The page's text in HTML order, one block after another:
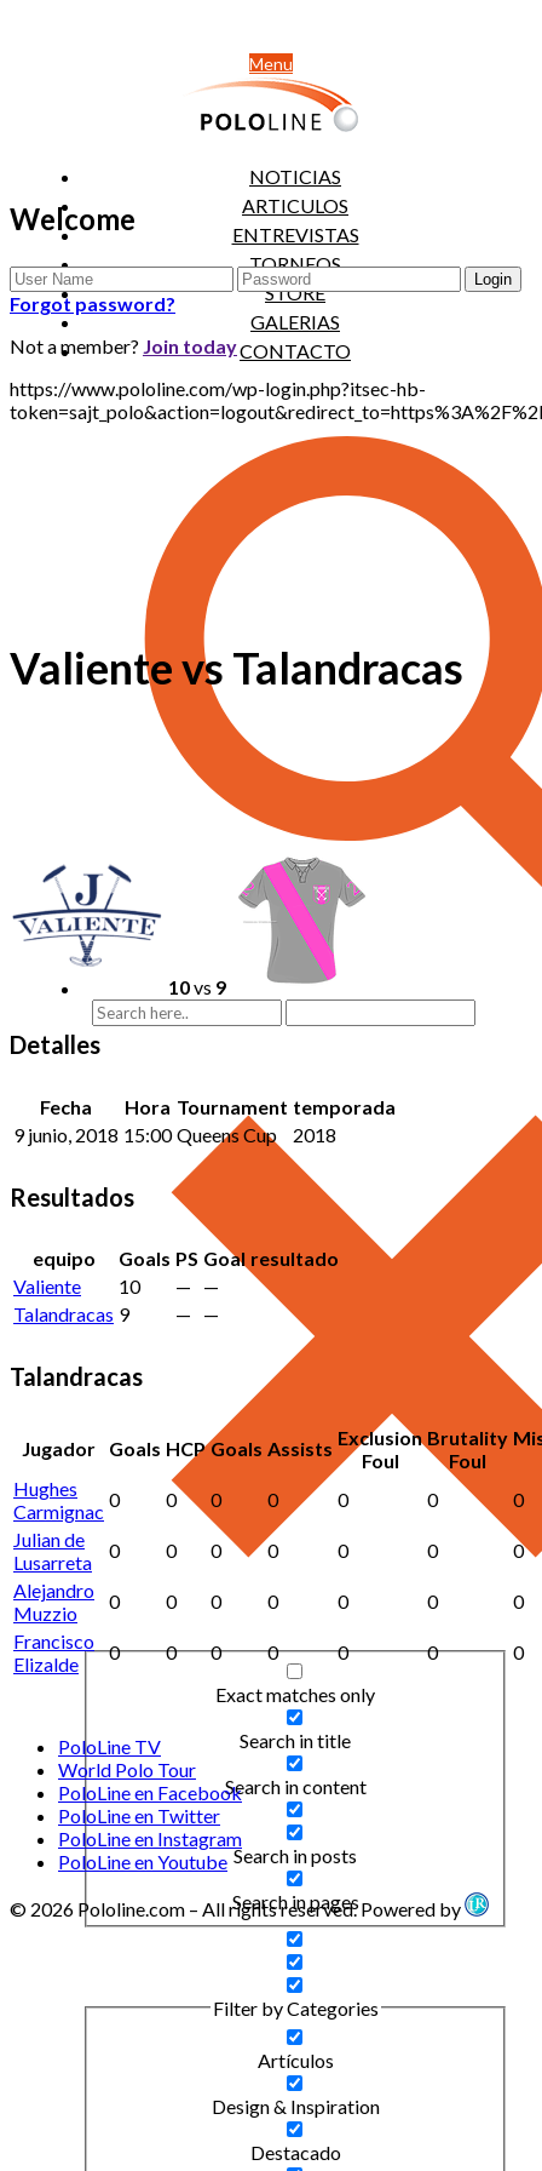
Menu
NOTICIAS
ARTICULOS
ENTREVISTAS
TORNEOS
STORE
GALERIAS
CONTACTO
Exact matches only
Search in title
Search in content
Search in posts
Search in pages
Filter by Categories
Artículos
Design & Inspiration
Destacado
Welcome
Forgot password?
Not a member? Join today
https://www.pololine.com/wp-login.php?itsec-hb-
Valiente vs Talandracas
10vs 9
Detalles
Fecha Hora Tournament temporada
9 junio, 2018 15:00 Queens Cup 2018
Resultados
equipo Goals PS Goal resultado
Valiente
10 —
—
Talandracas 9 — —
Talandracas
Jugador Goals HCP Goals Assists Exclusion
Foul
Brutality
Foul
Hughes
Carmignac
0 0 0 0 0 0
0
Julian de
Lusarreta
0 0 0 0 0 0
0
Alejandro
Muzzio
0 0 0 0 0 0
0
Francisco
Elizalde
0 0 0 0 0 0 0
PoloLine TV
World Polo Tour
PoloLine en Facebook
PoloLine en Twitter
PoloLine en Instagram
PoloLine en Youtube
© 2026 Pololine.com – All rights reserved. Powered by